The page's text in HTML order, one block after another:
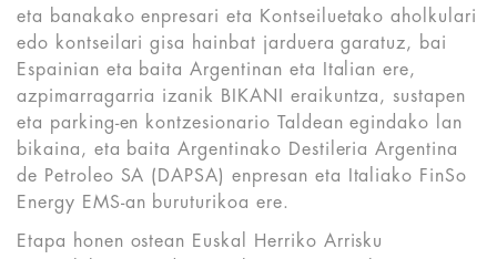
eta banakako enpresari eta Kontseiluetako aholkulari
edo kontseilari gisa hainbat jarduera garatuz, bai
Espainian eta baita Argentinan eta Italian ere,
azpimarragarria izanik BIKANI eraikuntza, sustapen
eta parking-en kontzesionario Taldean egindako lan
bikaina, eta baita Argentinako Destileria Argentina
de Petroleo SA (DAPSA) enpresan eta Italiako FinSo
Energy EMS-an buruturikoa ere.
Etapa honen ostean Euskal Herriko Arrisku